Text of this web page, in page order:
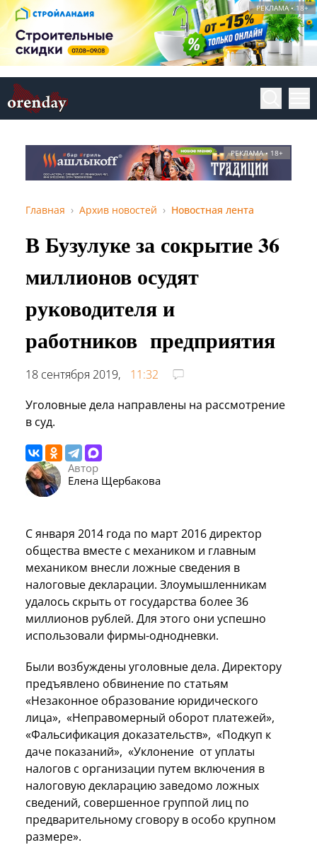
РЕКЛАМА • 18+
РЕКЛАМА • 18+
Главная Архив новостей Новостная лента
В Бузулуке за сокрытие 36
миллионов осудят
руководителя и
работников предприятия
18 сентября 2019,
11:32
Уголовные дела направлены на рассмотрение
в суд.
Автор
Елена Щербакова
С января 2014 года по март 2016 директор
общества вместе с механиком и главным
механиком внесли ложные сведения в
налоговые декларации. Злоумышленникам
удалось скрыть от государства более 36
миллионов рублей. Для этого они успешно
использовали фирмы-однодневки.
Были возбуждены уголовные дела. Директору
предъявлено обвинение по статьям
«Незаконное образование юридического
лица», «Неправомерный оборот платежей»,
«Фальсификация доказательств», «Подкуп к
даче показаний», «Уклонение от уплаты
налогов с организации путем включения в
налоговую декларацию заведомо ложных
сведений, совершенное группой лиц по
предварительному сговору в особо крупном
размере».